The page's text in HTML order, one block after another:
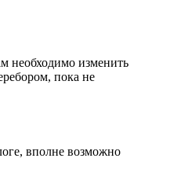
необходимо изменить
пока не
вполне возможно